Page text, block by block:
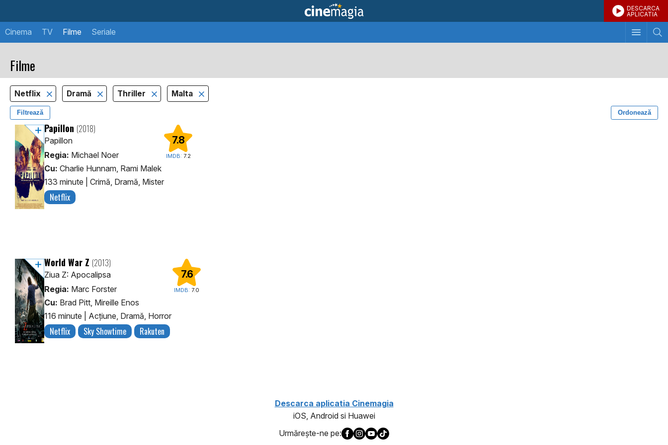
DESCARCA
APLICATIA
Cinema TV Filme Seriale
Filme
Netflix Dramă Thriller Malta
Filtrează Ordonează
7.8
IMDB: 7.2
Papillon (2018)
Papillon
Regia: Michael Noer
Cu: Charlie Hunnam, Rami Malek
133 minute
Crimă, Dramă, Mister
Netflix
7.6
IMDB: 7.0
World War Z (2013)
Ziua Z: Apocalipsa
Regia: Marc Forster
Cu: Brad Pitt, Mireille Enos
116 minute
Acţiune, Dramă, Horror
Netflix Sky Showtime Rakuten
Descarca aplicatia Cinemagia
iOS, Android si Huawei
Urmăreşte-ne pe: